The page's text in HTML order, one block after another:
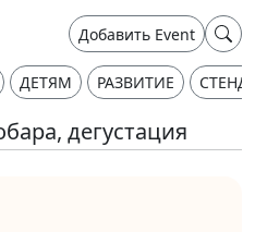
Добавить Event
ДЕТЯМ РАЗВИТИЕ
дегустация